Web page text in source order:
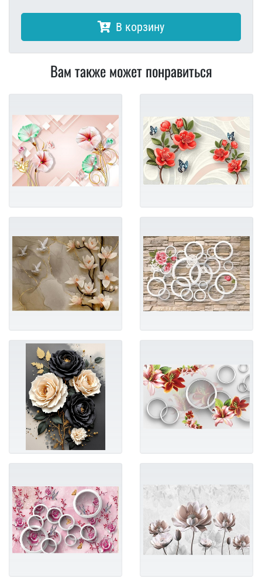
В корзину
Вам также может понравиться